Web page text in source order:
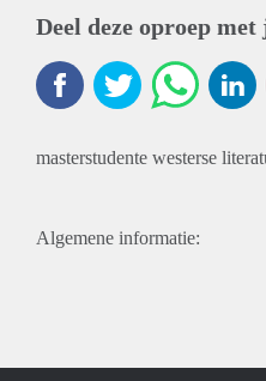
Deel deze oproep
masterstudente westerse
Algemene informatie: